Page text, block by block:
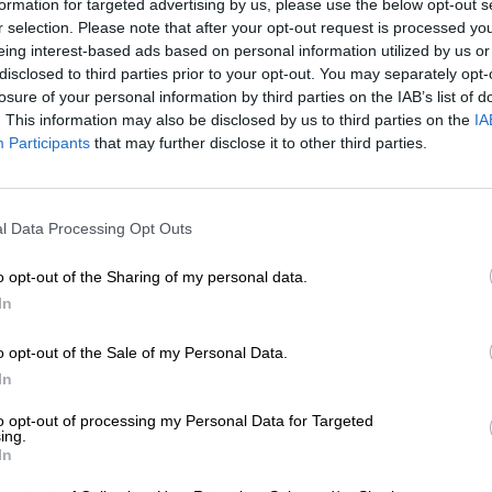
for targeted advertising by us, please use the below opt-out
selection. Please note that after your opt-out request is processed
interest-based ads based on personal information utilized by us
to third parties prior to your opt-out. You may separately
of your personal information by third parties on the IAB’s list of
This information may also be disclosed by us to third parties on the
Participants that may further disclose it to other third parties.
Data Processing Opt Outs
opt-out of the Sharing of my personal data.
opt-out of the Sale of my Personal Data.
opt-out of processing my Personal Data for Targeted
* Les prix incluent la TVA légale. PlusLivraisonplusDépôt€
* Les prix incluent les droits d’accise
Description
Chaque bière du collectif brassicole fribourgeois porte
ornent non seulement les étiquettes des bières, mais
derrière elles.
Ziggy est une fine bière blonde représentée par un
spécial car il est non seulement incroyablement
caméléon a la capacité de s’adapter parfaitement à
et passer d'un point A à un point B en toute
d'apparence. Malheureusement, la bière du même
houblon comme les autres changent de vêtements.
sélectionnent différents types d'or vert, changeant le
exemplaire est brassé avec une poignée de malts